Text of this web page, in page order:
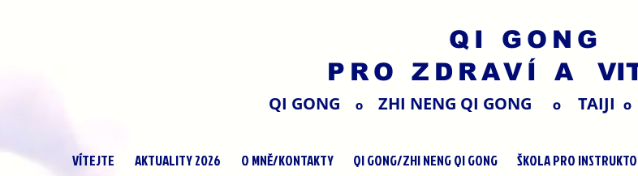
QI GONG
PRO ZDRAVÍ A
QI GONG O ZHI NENG QI GONG O TAIJI O
VÍTEJTE AKTUALITY 2026 O MNĚ/KONTAKTY QI GONG/ZHI NENG QI GONG ŠKOLA PRO